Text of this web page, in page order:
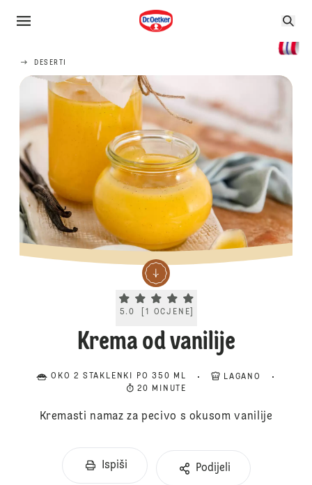
DESERTI
Current rating 5.0. Click to rate.
5.0 1 OCJENE
Krema od vanilije
OKO 2 STAKLENKI PO 350 ML
LAGANO
20 MINUTE
Kremasti namaz za pecivo s okusom vanilije
Ispiši Podijeli